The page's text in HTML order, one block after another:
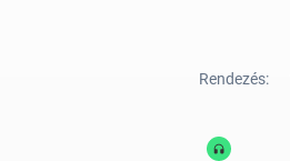
Rendezés: